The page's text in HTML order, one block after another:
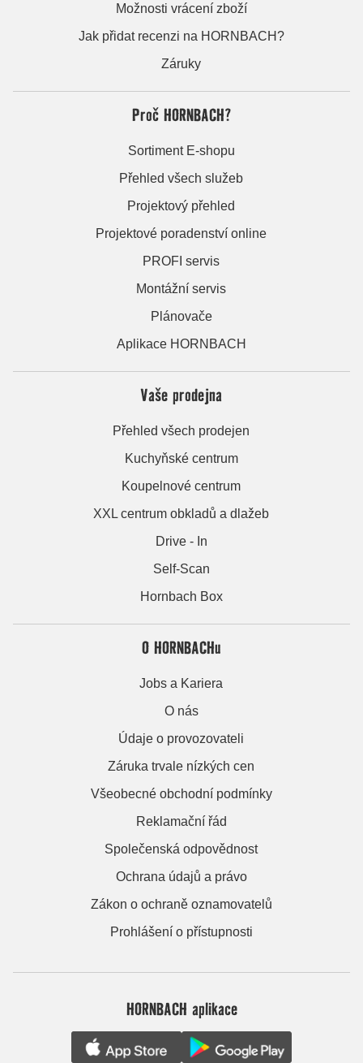
Možnosti vrácení zboží
Jak přidat recenzi na HORNBACH?
Záruky
Proč HORNBACH?
Sortiment E-shopu
Přehled všech služeb
Projektový přehled
Projektové poradenství online
PROFI servis
Montážní servis
Plánovače
Aplikace HORNBACH
Vaše prodejna
Přehled všech prodejen
Kuchyňské centrum
Koupelnové centrum
XXL centrum obkladů a dlažeb
Drive - In
Self-Scan
Hornbach Box
O HORNBACHu
Jobs a Kariera
O nás
Údaje o provozovateli
Záruka trvale nízkých cen
Všeobecné obchodní podmínky
Reklamační řád
Společenská odpovědnost
Ochrana údajů a právo
Zákon o ochraně oznamovatelů
Prohlášení o přístupnosti
HORNBACH aplikace